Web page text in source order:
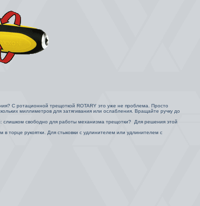
С ротационной трещоткой ROTARY это уже не проблема. Просто
миллиметров для затягивания или ослабления. Вращайте ручку до
слишком свободно для работы механизма трещотки? Для решения этой
в торце рукоятки. Для стыковки с удлинителем или удлинителем с